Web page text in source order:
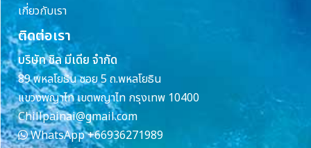
เกี่ยวกับเรา
ติดต่อเรา
บริษัท ชิล มีเดีย จำกัด
89 พหลโยธิน ซอย 5 ถ.พหลโยธิน
แขวงพญาไท เขตพญาไท กรุงเทพ 10400
Chillpainai@gmail.com
WhatsApp+66936271989